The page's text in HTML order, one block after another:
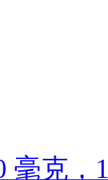
毫克，